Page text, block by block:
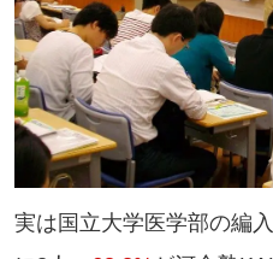
実は国立大学医学部の編